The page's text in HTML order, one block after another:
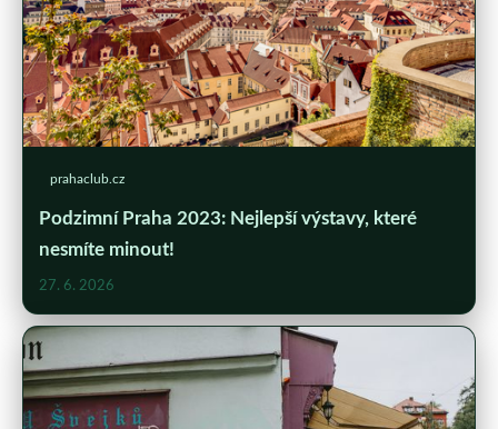
prahaclub.cz
Podzimní Praha 2023: Nejlepší výstavy, které
nesmíte minout!
27. 6. 2026